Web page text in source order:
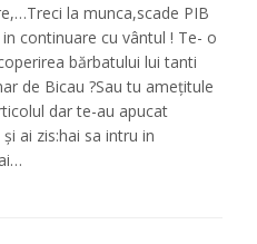
la munca,scade PIB
continuare cu vântul ! Te- o
bărbatului lui tanti
de Bicau ?Sau tu amețitule
dar te-au apucat
ai zis:hai sa intru in